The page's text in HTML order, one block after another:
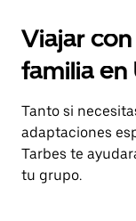
Viajar
familia en
Tanto si
adaptaciones
Tarbes te
tu grupo.